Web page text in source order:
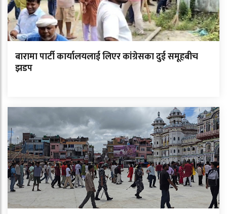
बारामा पार्टी कार्यालयलाई लिएर कांग्रेसका दुई समूहबीच
झडप